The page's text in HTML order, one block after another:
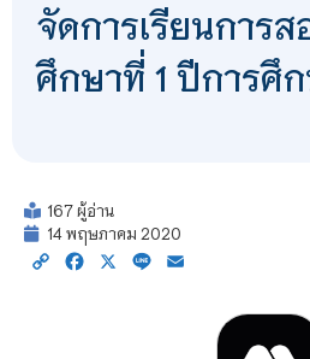
จัดการเรียนการ
ศึกษาที่ 1 ปีการศึ
167 ผู้อ่าน
14 พฤษภาคม 2020
Copy Facebook
X Line